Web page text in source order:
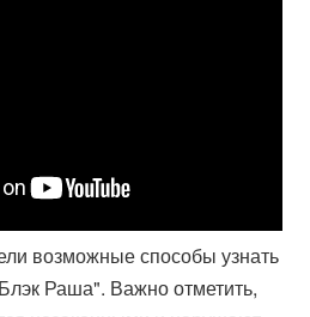
возможные способы узнать
Раша". Важно отметить,